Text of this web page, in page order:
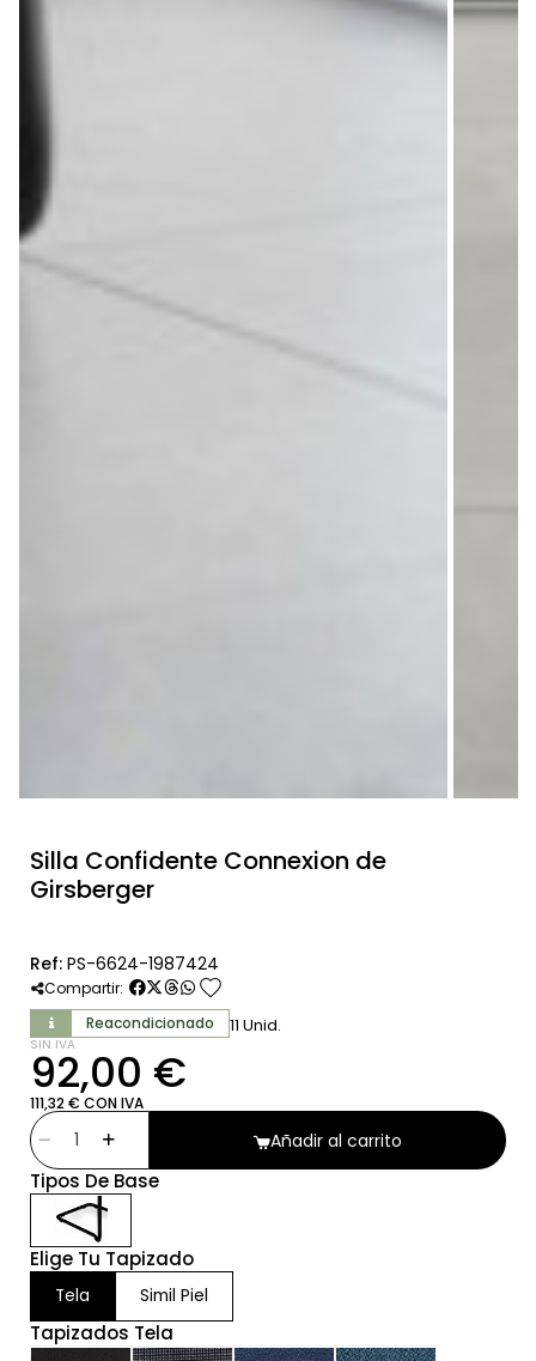
Silla Confidente Connexion de
Girsberger
Ref: PS-6624-1987424
Compartir: favorite
Reacondicionado 11 Unid.
SIN IVA
92,00 €
111,32 € CON IVA
Añadir al carrito
Tipos De Base
Elige Tu Tapizado
Tela Simil Piel
Tapizados Tela